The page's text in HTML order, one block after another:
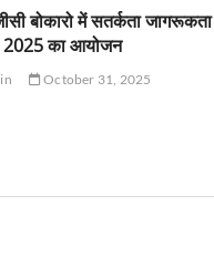
बोकारो में सतर्कता जागरूकता
2025 का आयोजन
October 31, 2025